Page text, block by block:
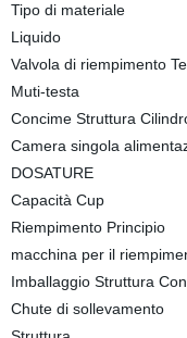
Tipo di materiale
Liquido
Valvola di riempimento
Muti-testa
Concime Struttura
Camera singola
DOSATURE
Capacità Cup
Riempimento Principio
macchina per il
Imballaggio Struttura
Chute di sollevamento